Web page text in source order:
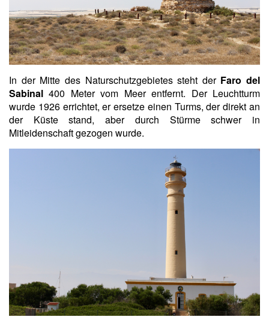
In der Mitte des Naturschutzgebietes steht der Faro del
Sabinal 400 Meter vom Meer entfernt. Der Leuchtturm
wurde 1926 errichtet, er ersetze einen Turms, der direkt an
der Küste stand, aber durch Stürme schwer in
Mitleidenschaft gezogen wurde.